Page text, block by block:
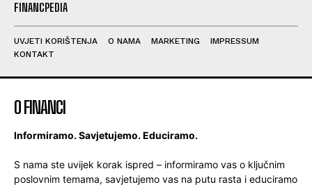
FINANCPEDIA
UVJETI KORIŠTENJA O NAMA MARKETING
IMPRESSUM
KONTAKT
O FINANCI
Informiramo. Savjetujemo. Educiramo.
S nama ste uvijek korak ispred – informiramo vas o ključnim
poslovnim temama, savjetujemo vas na putu rasta i educiramo